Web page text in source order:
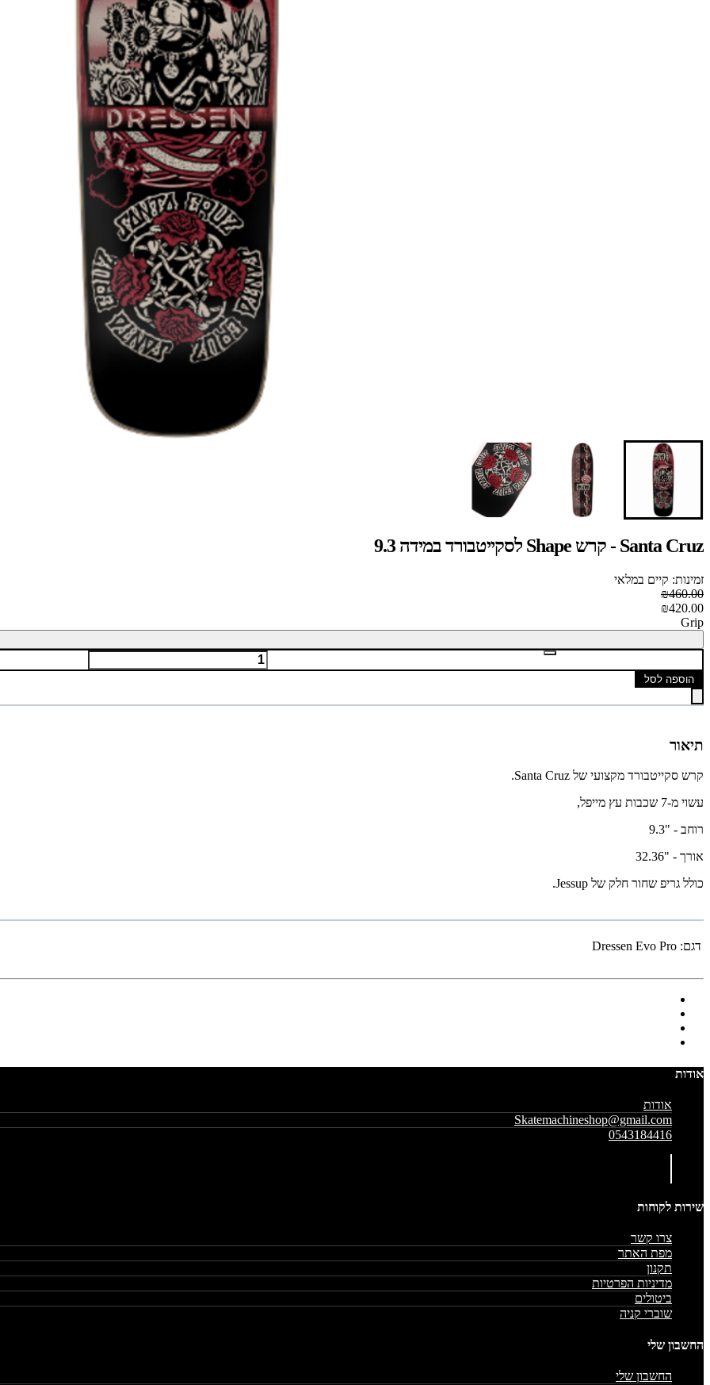
Santa Cruz - קרש Shape לסקייטבורד במידה 9.3
זמינות: קיים במלאי
₪460.00
₪420.00
Grip
הוספה לסל
תיאור
קרש סקייטבורד מקצועי של Santa Cruz.
עשוי מ-7 שכבות עץ מייפל,
רוחב - "9.3
אורך - "32.36
כולל גריפ שחור חלק של Jessup.
דגם: Dressen Evo Pro
אודות
אודות
Skatemachineshop@gmail.com
0543184416
שירות לקוחות
צרו קשר
מפת האתר
תקנון
מדיניות הפרטיות
ביטולים
שוברי קניה
החשבון שלי
החשבון שלי